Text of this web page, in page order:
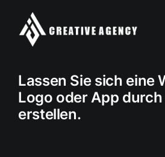
Lassen Sie sich eine
Logo oder App
erstellen.